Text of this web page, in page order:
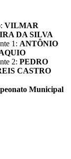
VILMAR
DA SILVA
1: ANTÔNIO
2: PEDRO
CASTRO
Municipal